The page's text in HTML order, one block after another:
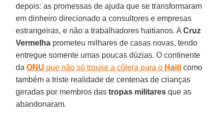
depois: as promessas de ajuda que se transformaram
em dinheiro direcionado a consultores e empresas
estrangeiras, e não a trabalhadores haitianos. ACruz
Vermelha prometeu milhares de casas novas, tendo
entregue somente umas poucas dúzias. O continente
daONU que não só trouxe a cólera para o Haiti como
também a triste realidade de centenas de crianças
geradas por membros dastropas militares que as
abandonaram.